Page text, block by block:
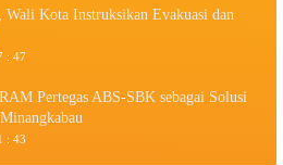
Wali Kota Instruksikan Evakuasi dan
: 47
Pertegas ABS-SBK sebagai Solusi
: 43